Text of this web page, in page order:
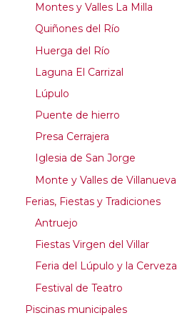
Montes y Valles La Milla
Quiñones del Río
Huerga del Río
Laguna El Carrizal
Lúpulo
Puente de hierro
Presa Cerrajera
Iglesia de San Jorge
Monte y Valles de Villanueva
Ferias, Fiestas y Tradiciones
Antruejo
Fiestas Virgen del Villar
Feria del Lúpulo y la Cerveza
Festival de Teatro
Piscinas municipales